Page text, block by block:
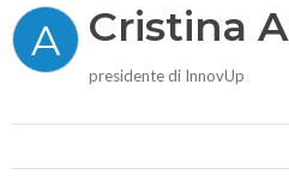
A Cristina
presidente di InnovUp